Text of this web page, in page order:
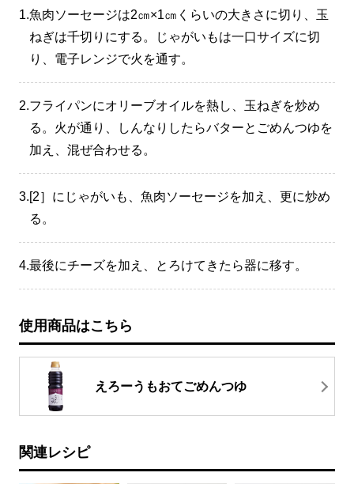
1.魚肉ソーセージは2㎝×1㎝くらいの大きさに切り、玉
ねぎは千切りにする。じゃがいもは一口サイズに切
り、電子レンジで火を通す。
2.フライパンにオリーブオイルを熱し、玉ねぎを炒め
る。火が通り、しんなりしたらバターとごめんつゆを
加え、混ぜ合わせる。
3.[2］にじゃがいも、魚肉ソーセージを加え、更に炒め
る。
4.最後にチーズを加え、とろけてきたら器に移す。
使用商品はこちら
えろーうもおてごめんつゆ
関連レシピ